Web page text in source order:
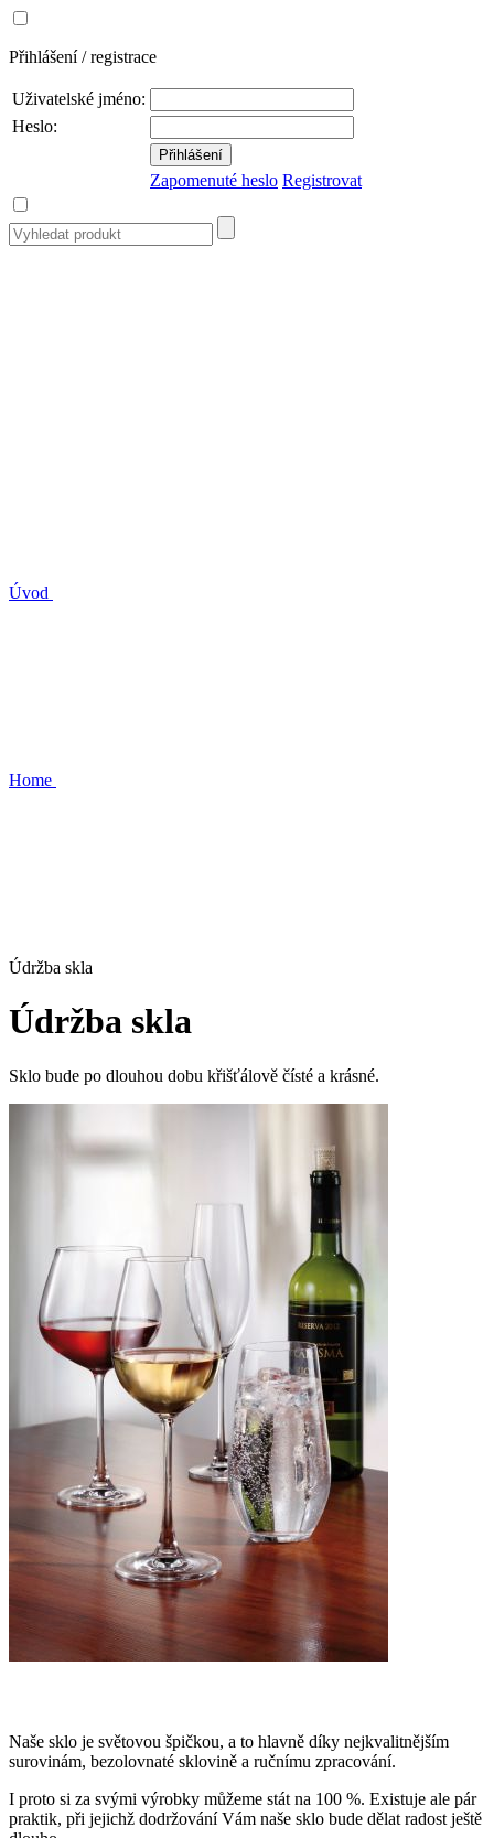
Přihlášení / registrace
Uživatelské jméno:
Heslo:
Zapomenuté heslo Registrovat
Úvod
Home
Údržba skla
Údržba skla
Sklo bude po dlouhou dobu křišťálově čísté a krásné.
Naše sklo je světovou špičkou, a to hlavně díky nejkvalitnějším
surovinám, bezolovnaté sklovině a ručnímu zpracování.
I proto si za svými výrobky můžeme stát na 100 %. Existuje ale pár
praktik, při jejichž dodržování Vám naše sklo bude dělat radost ještě